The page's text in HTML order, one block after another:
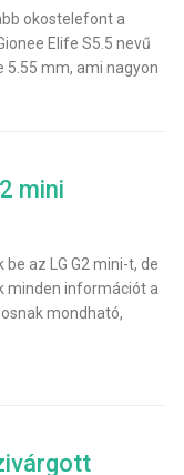
okostelefont a
Elife S5.5 nevű
5.55 mm, ami nagyon
mini
az LG G2 mini-t, de
minden információt a
mondható,